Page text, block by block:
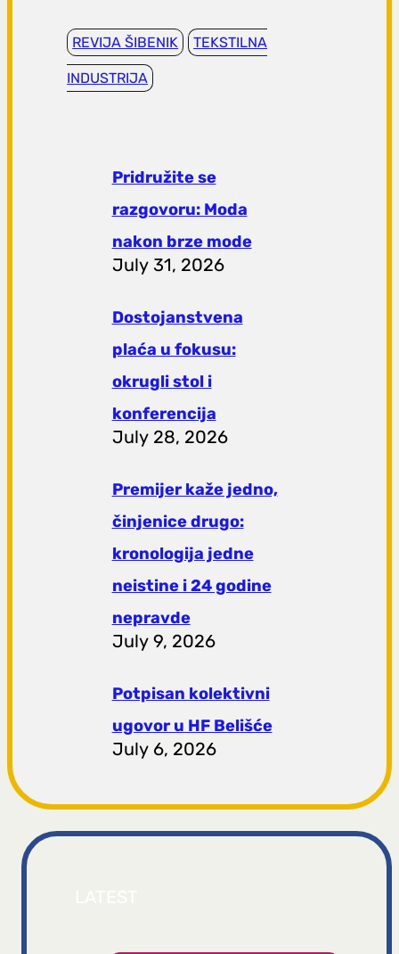
REVIJA ŠIBENIK TEKSTILNA
INDUSTRIJA
Pridružite se
razgovoru: Moda
nakon brze mode
July 31, 2026
Dostojanstvena
plaća u fokusu:
okrugli stol i
konferencija
July 28, 2026
Premijer kaže jedno,
činjenice drugo:
kronologija jedne
neistine i 24 godine
nepravde
July 9, 2026
Potpisan kolektivni
ugovor u HF Belišće
July 6, 2026